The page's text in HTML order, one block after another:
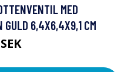
MED
GULD 6,4X6,4X9,1 CM